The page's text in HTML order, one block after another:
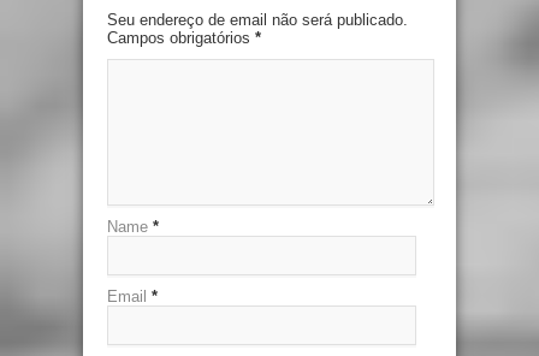
Seu endereço de email não será publicado.
Campos obrigatórios *
Name *
Email *